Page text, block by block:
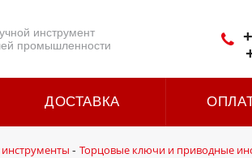
инструмент
промышленности
ДОСТАВКА
- Торцовые ключи и приводные